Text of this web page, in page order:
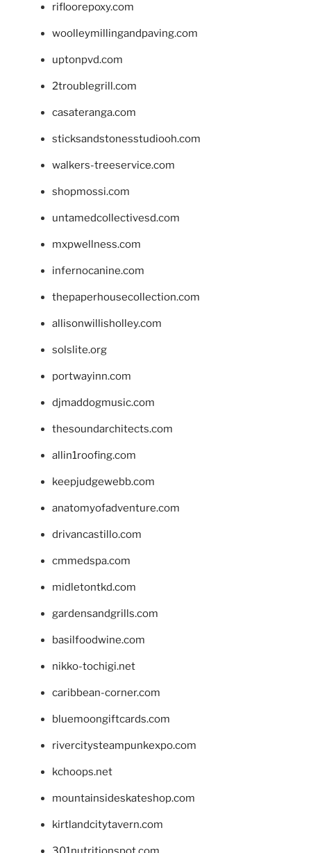
rifloorepoxy.com
woolleymillingandpaving.com
uptonpvd.com
2troublegrill.com
casateranga.com
sticksandstonesstudiooh.com
walkers-treeservice.com
shopmossi.com
untamedcollectivesd.com
mxpwellness.com
infernocanine.com
thepaperhousecollection.com
allisonwillisholley.com
solslite.org
portwayinn.com
djmaddogmusic.com
thesoundarchitects.com
allin1roofing.com
keepjudgewebb.com
anatomyofadventure.com
drivancastillo.com
cmmedspa.com
midletontkd.com
gardensandgrills.com
basilfoodwine.com
nikko-tochigi.net
caribbean-corner.com
bluemoongiftcards.com
rivercitysteampunkexpo.com
kchoops.net
mountainsideskateshop.com
kirtlandcitytavern.com